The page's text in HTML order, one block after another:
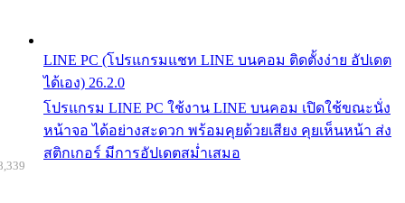
LINE PC (โปรแกรมแชท LINE บนคอม ติดตั้งง่าย อัปเดต
ได้เอง) 26.2.0
โปรแกรม LINE PC ใช้งาน LINE บนคอม เปิดใช้ขณะนั่ง
หน้าจอ ได้อย่างสะดวก พร้อมคุยด้วยเสียง คุยเห็นหน้า ส่ง
สติกเกอร์ มีการอัปเดตสม่ำเสมอ